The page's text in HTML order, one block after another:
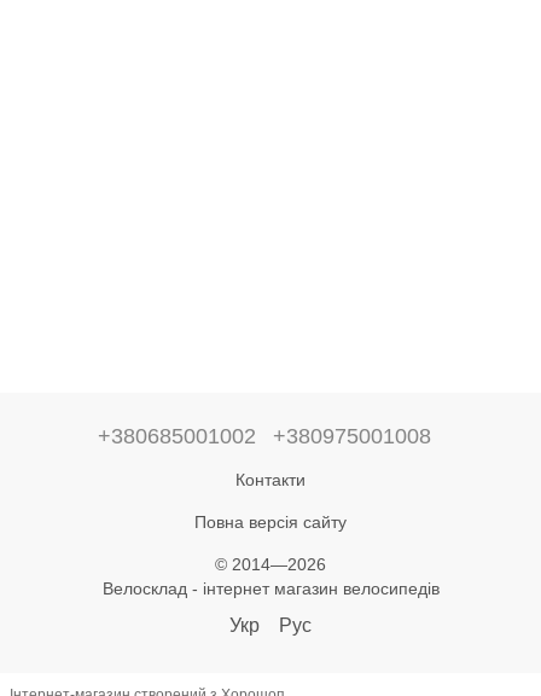
+380685001002 +380975001008
Контакти
Повна версія сайту
© 2014—2026
Велосклад - інтернет магазин велосипедів
Укр Рус